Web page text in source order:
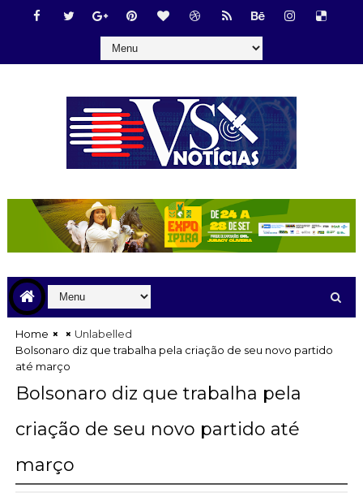
Home
Unlabelled
Bolsonaro diz que trabalha pela criação de seu novo partido
até março
Bolsonaro diz que trabalha pela
criação de seu novo partido até
março